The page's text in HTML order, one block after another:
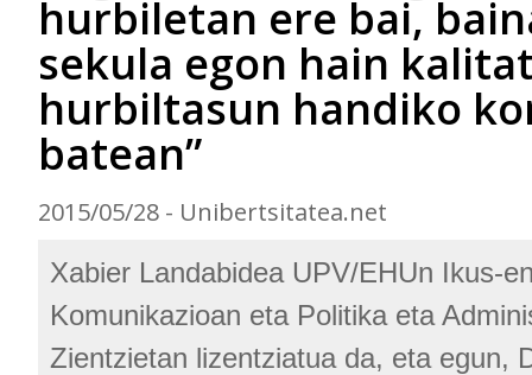
hurbiletan ere bai,
sekula egon hain
hurbiltasun handiko
batean”
2015/05/28 - Unibertsitatea.net
Xabier Landabidea UPV/EHUn Ikus-
Komunikazioan eta Politika eta
Zientzietan lizentziatua da, eta egun,